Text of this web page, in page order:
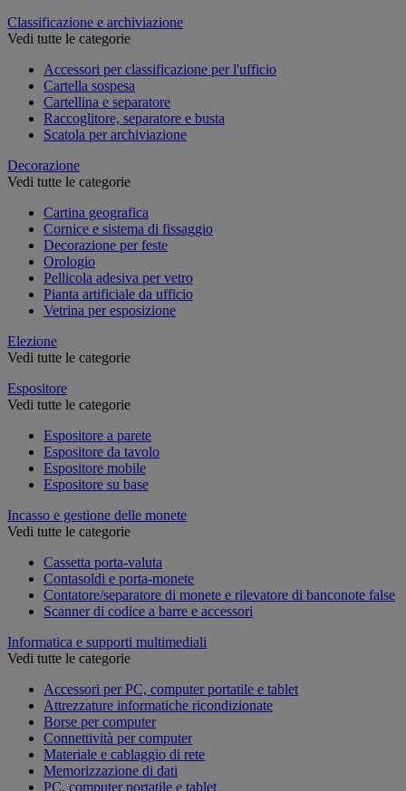
Classificazione e archiviazione
Vedi tutte le categorie
Accessori per classificazione per l'ufficio
Cartella sospesa
Cartellina e separatore
Raccoglitore, separatore e busta
Scatola per archiviazione
Decorazione
Vedi tutte le categorie
Cartina geografica
Cornice e sistema di fissaggio
Decorazione per feste
Orologio
Pellicola adesiva per vetro
Pianta artificiale da ufficio
Vetrina per esposizione
Elezione
Vedi tutte le categorie
Espositore
Vedi tutte le categorie
Espositore a parete
Espositore da tavolo
Espositore mobile
Espositore su base
Incasso e gestione delle monete
Vedi tutte le categorie
Cassetta porta-valuta
Contasoldi e porta-monete
Contatore/separatore di monete e rilevatore di banconote false
Scanner di codice a barre e accessori
Informatica e supporti multimediali
Vedi tutte le categorie
Accessori per PC, computer portatile e tablet
Attrezzature informatiche ricondizionate
Borse per computer
Connettività per computer
Materiale e cablaggio di rete
Memorizzazione di dati
PC, computer portatile e tablet